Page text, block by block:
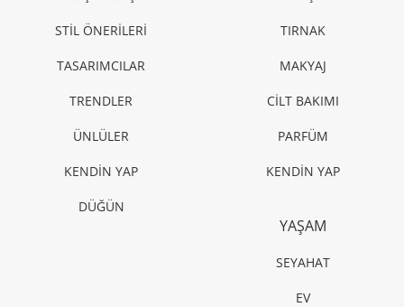
STİL ÖNERİLERİ
TASARIMCILAR
TRENDLER
ÜNLÜLER
KENDİN YAP
DÜĞÜN
TIRNAK
MAKYAJ
CİLT BAKIMI
PARFÜM
KENDİN YAP
YAŞAM
SEYAHAT
EV